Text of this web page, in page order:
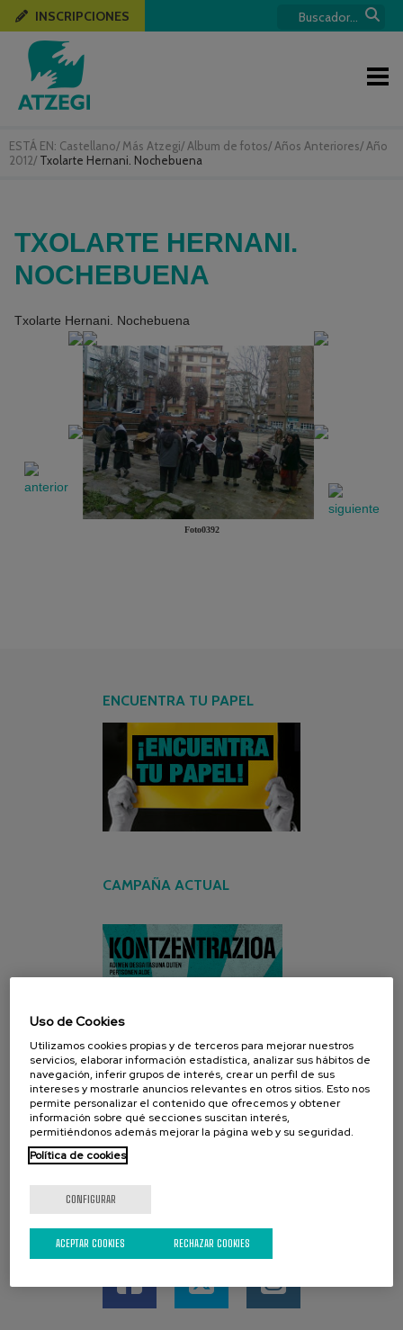
ESTÁ EN: Castellano/ Más Atzegi/ Album de fotos/ Años Anteriores/ Año
2012/ Txolarte Hernani. Nochebuena
INSCRIPCIONES
TXOLARTE HERNANI.
NOCHEBUENA
Txolarte Hernani. Nochebuena
Foto0392
ENCUENTRA TU PAPEL
CAMPAÑA ACTUAL
REDES SOCIALES
Uso de Cookies
Utilizamos cookies propias y de terceros para mejorar nuestros
servicios, elaborar información estadística, analizar sus hábitos de
navegación, inferir grupos de interés, crear un perfil de sus
intereses y mostrarle anuncios relevantes en otros sitios. Esto nos
permite personalizar el contenido que ofrecemos y obtener
información sobre qué secciones suscitan interés,
permitiéndonos además mejorar la página web y su seguridad.
Política de cookies
CONFIGURAR
RECHAZAR COOKIES
ACEPTAR COOKIES